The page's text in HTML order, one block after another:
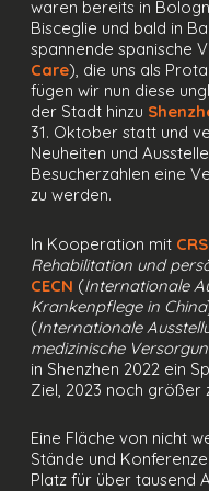
waren bereits in
Bisceglie und bald in
spannende spanische
Care), die uns als
fügen wir nun diese
der Stadt hinzu
31. Oktober statt und
Neuheiten und
Besucherzahlen eine
zu werden.
In Kooperation mit CRS
Rehabilitation und
CECN (Internationale
Krankenpflege in China
(Internationale
medizinische
in Shenzhen 2022 ein
Ziel, 2023 noch größer
Eine Fläche von nicht
Stände und
Platz für über tausend